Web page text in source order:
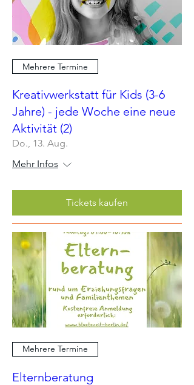
Mehrere Termine
Kreativwerkstatt für Kids (3-6
Jahre) - jede Woche eine neue
Aktivität (2)
Do., 13. Aug.
Mehr Infos
Tickets kaufen
Mehrere Termine
Elternberatung